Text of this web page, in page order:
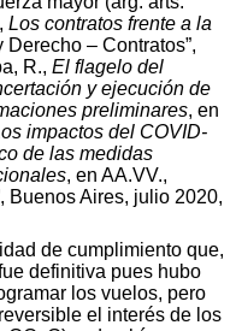
Los contratos frente a la
Derecho – Contratos”,
R., El flagelo del
y ejecución de
preliminares, en
impactos del COVID-
de las medidas
, en AA.VV.,
Buenos Aires, julio 2020,
de cumplimiento que,
definitiva pues hubo
los vuelos, pero
el interés de los